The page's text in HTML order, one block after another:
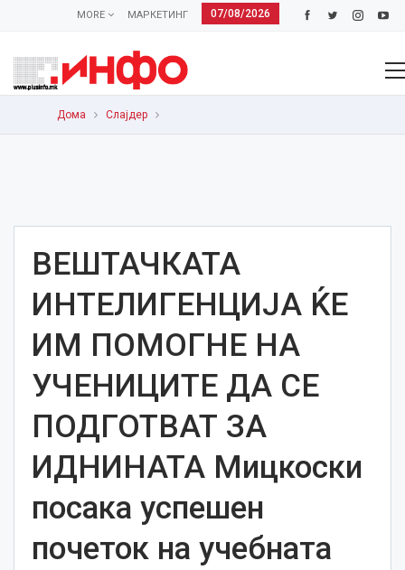
07/08/2026
МАРКЕТИНГ
MORE
Дома Слајдер
ВЕШТАЧКАТА
ИНТЕЛИГЕНЦИЈА ЌЕ
ИМ ПОМОГНЕ НА
УЧЕНИЦИТЕ ДА СЕ
ПОДГОТВАТ ЗА
ИДНИНАТА Мицкоски
посака успешен
почеток на учебната